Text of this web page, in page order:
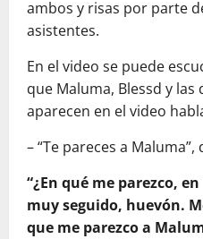
ambos y risas por parte
asistentes.
En el video se puede
que Maluma, Blessd y
aparecen en el video
– “Te pareces a
“¿En qué me parezco,
muy seguido, huevón.
que me parezco a